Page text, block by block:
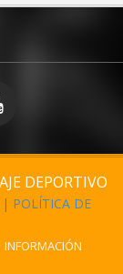
DEPORTIVO
| POLÍTICA DE
INFORMACIÓN